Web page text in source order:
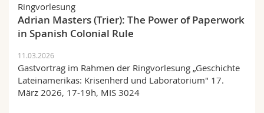
Ringvorlesung
Adrian Masters (Trier): The Power of Paperwork
in Spanish Colonial Rule
11.03.2026
Gastvortrag im Rahmen der Ringvorlesung „Geschichte
Lateinamerikas: Krisenherd und Laboratorium" 17.
März 2026, 17-19h, MIS 3024